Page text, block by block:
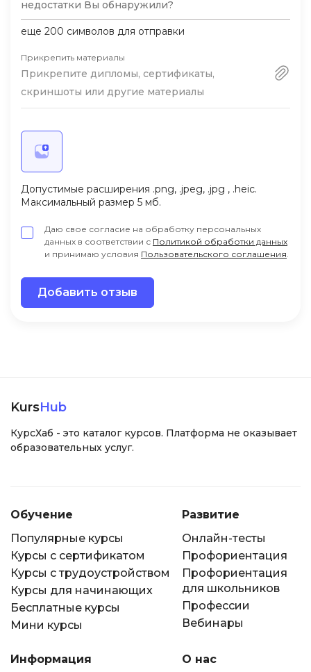
еще 200 символов для отправки
Прикрепить материалы
Прикрепите дипломы, сертификаты,
скриншоты или другие материалы
Допустимые расширения .png, .jpeg, .jpg , .heic.
Максимальный размер 5 мб.
Даю свое согласие на обработку персональных
данных в соответствии с Политикой обработки данных
и принимаю условия Пользовательского соглашения
Добавить отзыв
KursHub
КурсХаб - это каталог курсов. Платформа не оказывает
образовательных услуг.
Обучение
Популярные курсы
Курсы с сертификатом
Курсы с трудоустройством
Курсы для начинающих
Бесплатные курсы
Мини курсы
Развитие
Онлайн-тесты
Профориентация
Профориентация
для школьников
Профессии
Вебинары
Информация О нас